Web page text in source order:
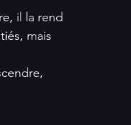
il la rend
mais